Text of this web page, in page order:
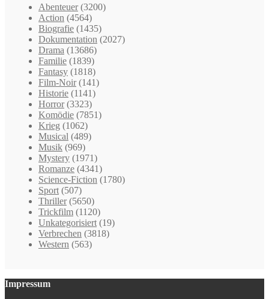
Abenteuer (3200)
Action (4564)
Biografie (1435)
Dokumentation (2027)
Drama (13686)
Familie (1839)
Fantasy (1818)
Film-Noir (141)
Historie (1141)
Horror (3323)
Komödie (7851)
Krieg (1062)
Musical (489)
Musik (969)
Mystery (1971)
Romanze (4341)
Science-Fiction (1780)
Sport (507)
Thriller (5650)
Trickfilm (1120)
Unkategorisiert (19)
Verbrechen (3818)
Western (563)
Impressum